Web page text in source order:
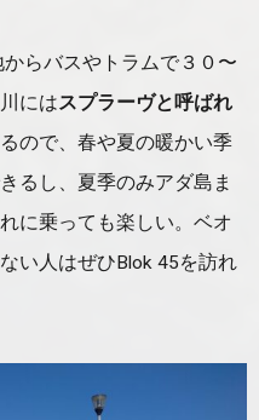
らバスやトラムで３０〜
にはスプラーヴと呼ばれ
ので、春や夏の暖かい季
るし、夏季のみアダ島ま
に乗っても楽しい。ベオ
い人はぜひBlok 45を訪れ